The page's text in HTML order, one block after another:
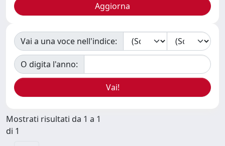
Vai a una voce nell'indice:
O digita l'anno:
Mostrati risultati da 1 a 1
di 1